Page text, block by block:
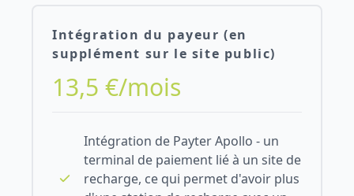
Intégration du payeur (en
supplément sur le site public)
13,5 €/mois
Intégration de Payter Apollo - un
terminal de paiement lié à un site de
recharge, ce qui permet d'avoir plus